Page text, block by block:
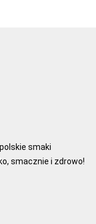
smaki
smacznie i zdrowo!